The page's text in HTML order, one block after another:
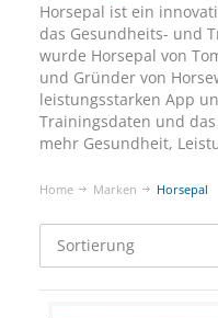
Horsepal ist ein
das Gesundheits- und
wurde Horsepal von
und Gründer von
leistungsstarken App
Trainingsdaten und
mehr Gesundheit,
Home Marken Horsepal
Sortierung